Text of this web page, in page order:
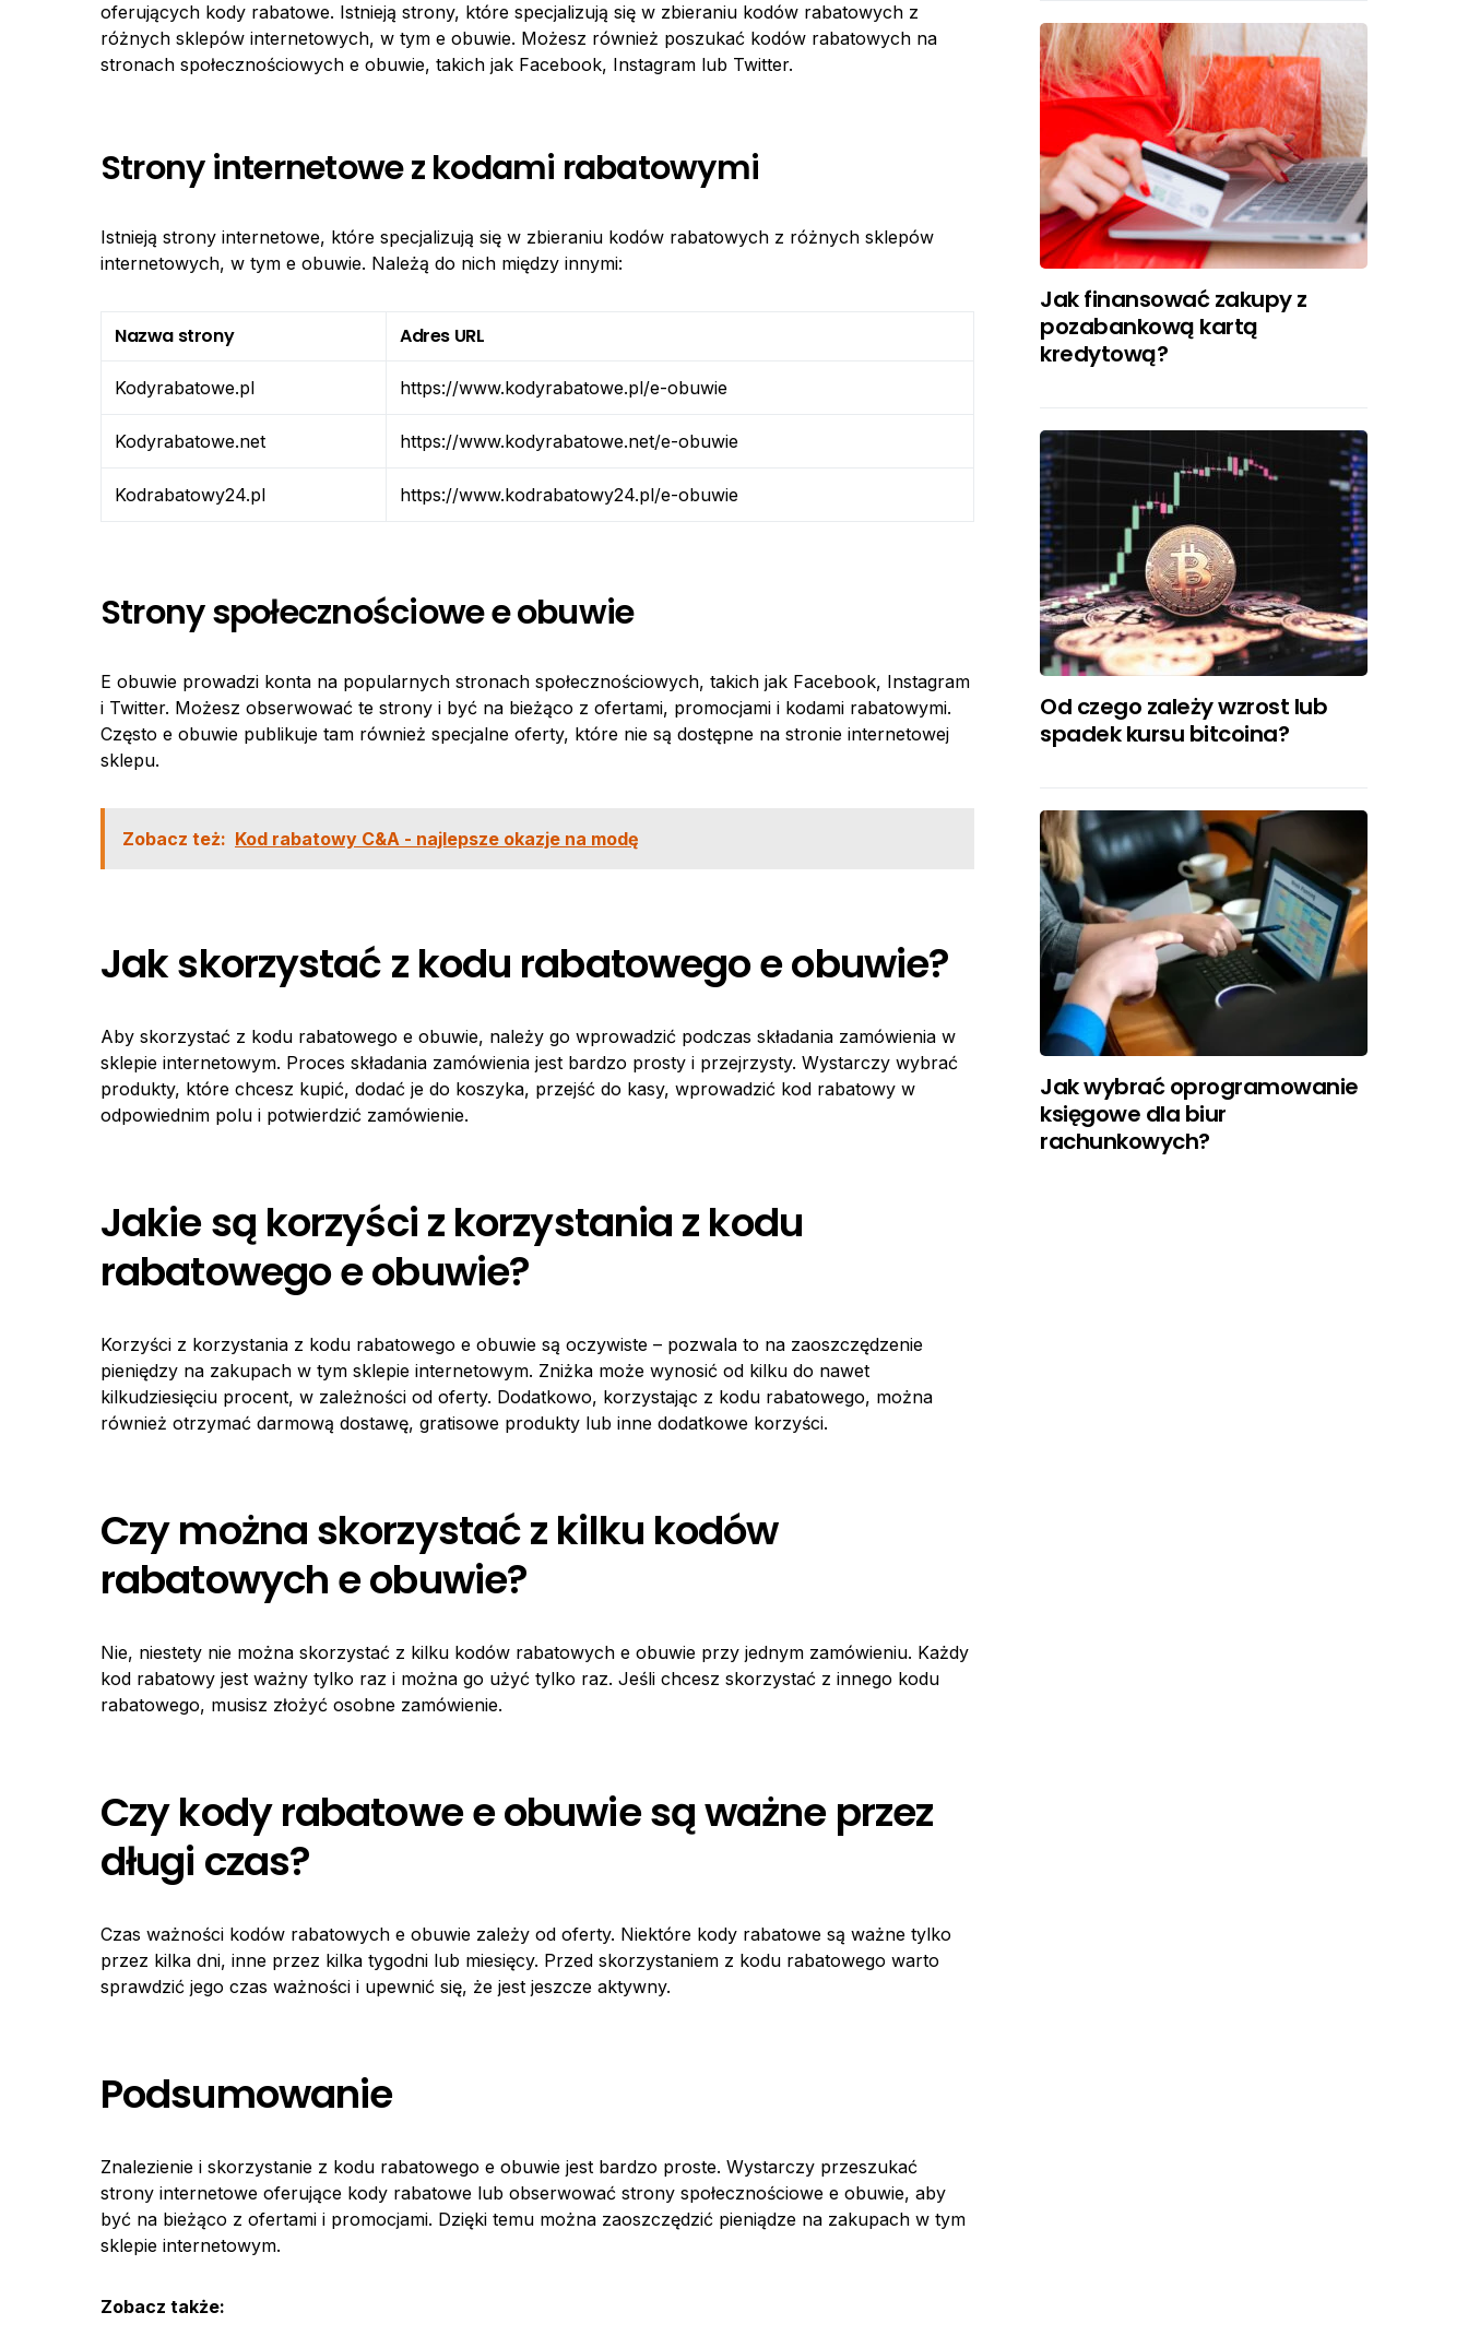
oferujących kody rabatowe. Istnieją strony, które specjalizują się w zbieraniu kodów rabatowych z
różnych sklepów internetowych, w tym e obuwie. Możesz również poszukać kodów rabatowych na
stronach społecznościowych e obuwie, takich jak Facebook, Instagram lub Twitter.
Strony internetowe z kodami rabatowymi
Istnieją strony internetowe, które specjalizują się w zbieraniu kodów rabatowych z różnych sklepów
internetowych, w tym e obuwie. Należą do nich między innymi:
Nazwa strony Adres URL
Kodyrabatowe.pl https://www.kodyrabatowe.pl/e-obuwie
Kodyrabatowe.net https://www.kodyrabatowe.net/e-obuwie
Kodrabatowy24.pl https://www.kodrabatowy24.pl/e-obuwie
Strony społecznościowe e obuwie
E obuwie prowadzi konta na popularnych stronach społecznościowych, takich jak Facebook, Instagram
i Twitter. Możesz obserwować te strony i być na bieżąco z ofertami, promocjami i kodami rabatowymi.
Często e obuwie publikuje tam również specjalne oferty, które nie są dostępne na stronie internetowej
sklepu.
Zobacz też: Kod rabatowy C&A - najlepsze okazje na modę
Jak skorzystać z kodu rabatowego e obuwie?
Aby skorzystać z kodu rabatowego e obuwie, należy go wprowadzić podczas składania zamówienia w
sklepie internetowym. Proces składania zamówienia jest bardzo prosty i przejrzysty. Wystarczy wybrać
produkty, które chcesz kupić, dodać je do koszyka, przejść do kasy, wprowadzić kod rabatowy w
odpowiednim polu i potwierdzić zamówienie.
Jakie są korzyści z korzystania z kodu
rabatowego e obuwie?
Korzyści z korzystania z kodu rabatowego e obuwie są oczywiste – pozwala to na zaoszczędzenie
pieniędzy na zakupach w tym sklepie internetowym. Zniżka może wynosić od kilku do nawet
kilkudziesięciu procent, w zależności od oferty. Dodatkowo, korzystając z kodu rabatowego, można
również otrzymać darmową dostawę, gratisowe produkty lub inne dodatkowe korzyści.
Czy można skorzystać z kilku kodów
rabatowych e obuwie?
Nie, niestety nie można skorzystać z kilku kodów rabatowych e obuwie przy jednym zamówieniu. Każdy
kod rabatowy jest ważny tylko raz i można go użyć tylko raz. Jeśli chcesz skorzystać z innego kodu
rabatowego, musisz złożyć osobne zamówienie.
Czy kody rabatowe e obuwie są ważne przez
długi czas?
Czas ważności kodów rabatowych e obuwie zależy od oferty. Niektóre kody rabatowe są ważne tylko
przez kilka dni, inne przez kilka tygodni lub miesięcy. Przed skorzystaniem z kodu rabatowego warto
sprawdzić jego czas ważności i upewnić się, że jest jeszcze aktywny.
Podsumowanie
Znalezienie i skorzystanie z kodu rabatowego e obuwie jest bardzo proste. Wystarczy przeszukać
strony internetowe oferujące kody rabatowe lub obserwować strony społecznościowe e obuwie, aby
być na bieżąco z ofertami i promocjami. Dzięki temu można zaoszczędzić pieniądze na zakupach w tym
sklepie internetowym.
Zobacz także:
Jak finansować zakupy z
pozabankową kartą
kredytową?
Od czego zależy wzrost lub
spadek kursu bitcoina?
Jak wybrać oprogramowanie
księgowe dla biur
rachunkowych?